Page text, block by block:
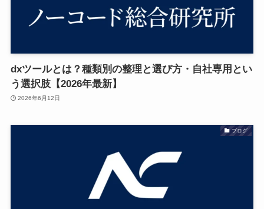
dxツールとは？種類別の整理と選び方・自社専用とい
う選択肢【2026年最新】
2026年6月12日
ブログ